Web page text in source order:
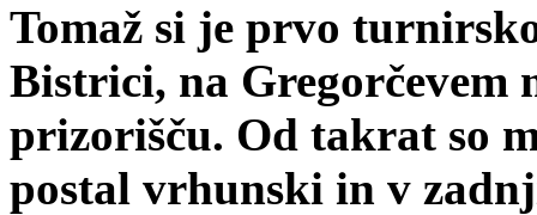
Tomaž si je prvo
Bistrici, na Gregorčevem
prizorišču. Od takrat so
postal vrhunski in v